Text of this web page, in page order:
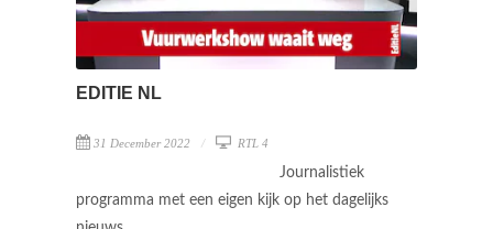
EDITIE NL
31 December 2022 RTL 4
Journalistiek
programma met een eigen kijk op het dagelijks